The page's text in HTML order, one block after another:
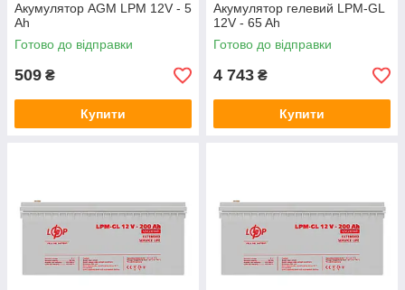
Акумулятор AGM LPM 12V - 5
Ah
Готово до відправки
509 ₴
Купити
Акумулятор гелевий LPM-GL
12V - 65 Ah
Готово до відправки
4 743 ₴
Купити